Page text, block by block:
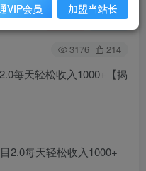
关注 私信
3176 214
每天轻松收入1000+【揭
VIP会员 加盟当站长